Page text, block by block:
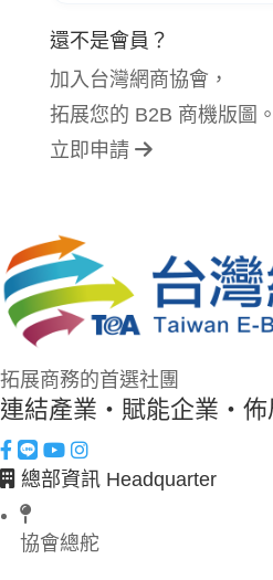
還不是會員？
加入台灣網商協會，
拓展您的 B2B 商機版圖。
立即申請
拓展商務的首選社團
連結產業・賦能企業・
總部資訊 Headquarter
協會總舵